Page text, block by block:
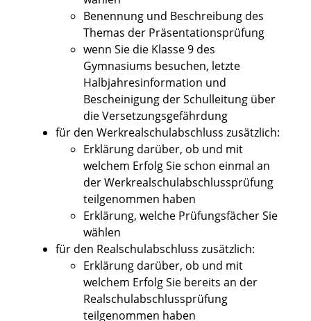
Benennung und Beschreibung des
Themas der Präsentationsprüfung
wenn Sie die Klasse 9 des
Gymnasiums besuchen, letzte
Halbjahresinformation und
Bescheinigung der Schulleitung über
die Versetzungsgefährdung
für den Werkrealschulabschluss zusätzlich:
Erklärung darüber, ob und mit
welchem Erfolg Sie schon einmal an
der Werkrealschulabschlussprüfung
teilgenommen haben
Erklärung, welche Prüfungsfächer Sie
wählen
für den Realschulabschluss zusätzlich:
Erklärung darüber, ob und mit
welchem Erfolg Sie bereits an der
Realschulabschlussprüfung
teilgenommen haben